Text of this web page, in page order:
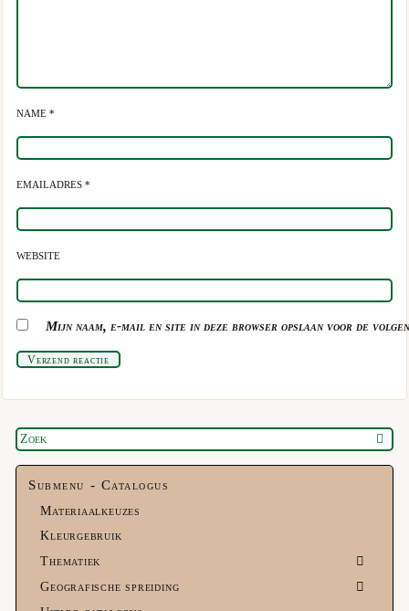
NAME *
EMAILADRES *
WEBSITE
Mijn naam, e-mail en site in deze browser opslaan voor de
Verzend reactie
Submenu - Catalogus
Materiaalkeuzes
Kleurgebruik
Thematiek
Geografische spreiding